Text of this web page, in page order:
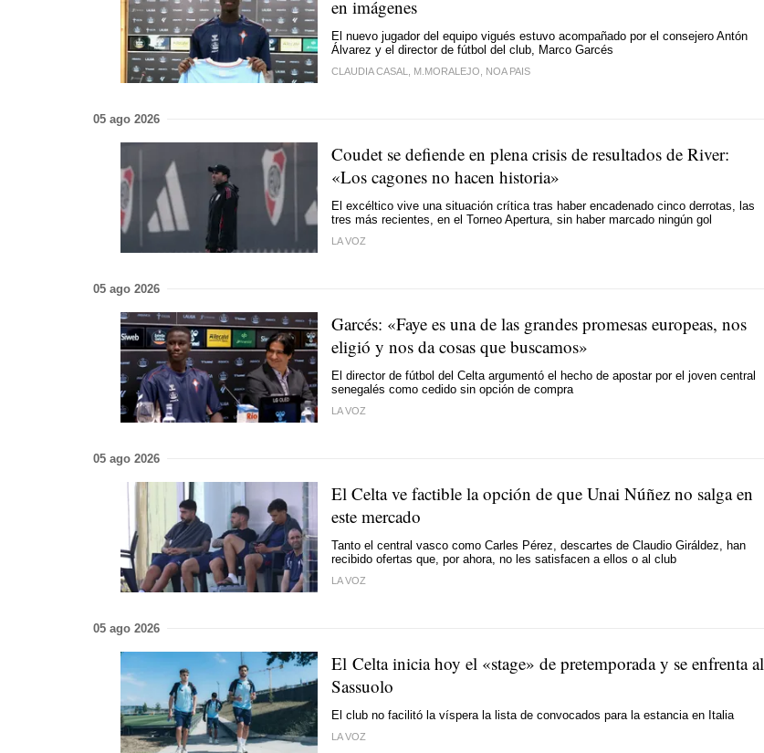
en imágenes
El nuevo jugador del equipo vigués estuvo acompañado por el consejero Antón
Álvarez y el director de fútbol del club, Marco Garcés
CLAUDIA CASAL, M.MORALEJO, NOA PAIS
05 ago 2026
Coudet se defiende en plena crisis de resultados de River:
«Los cagones no hacen historia»
El excéltico vive una situación crítica tras haber encadenado cinco derrotas, las
tres más recientes, en el Torneo Apertura, sin haber marcado ningún gol
LA VOZ
05 ago 2026
Garcés: «Faye es una de las grandes promesas europeas, nos
eligió y nos da cosas que buscamos»
El director de fútbol del Celta argumentó el hecho de apostar por el joven central
senegalés como cedido sin opción de compra
LA VOZ
05 ago 2026
El Celta ve factible la opción de que Unai Núñez no salga en
este mercado
Tanto el central vasco como Carles Pérez, descartes de Claudio Giráldez, han
recibido ofertas que, por ahora, no les satisfacen a ellos o al club
LA VOZ
05 ago 2026
El Celta inicia hoy el «stage» de pretemporada y se enfrenta al
Sassuolo
El club no facilitó la víspera la lista de convocados para la estancia en Italia
LA VOZ